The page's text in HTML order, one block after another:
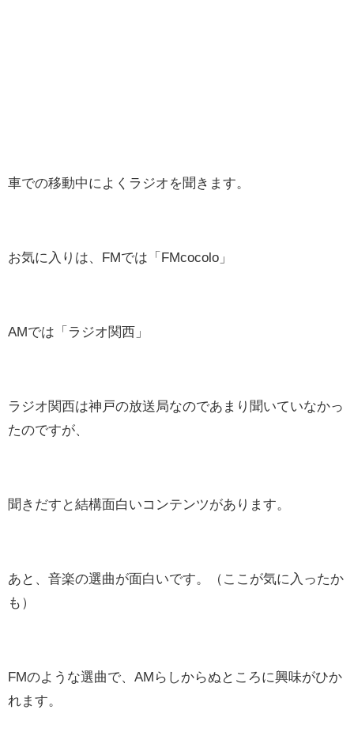
車での移動中によくラジオを聞きます。
お気に入りは、FMでは「FMcocolo」
AMでは「ラジオ関西」
ラジオ関西は神戸の放送局なのであまり聞いていなかっ
たのですが、
聞きだすと結構面白いコンテンツがあります。
あと、音楽の選曲が面白いです。（ここが気に入ったか
も）
FMのような選曲で、AMらしからぬところに興味がひか
れます。